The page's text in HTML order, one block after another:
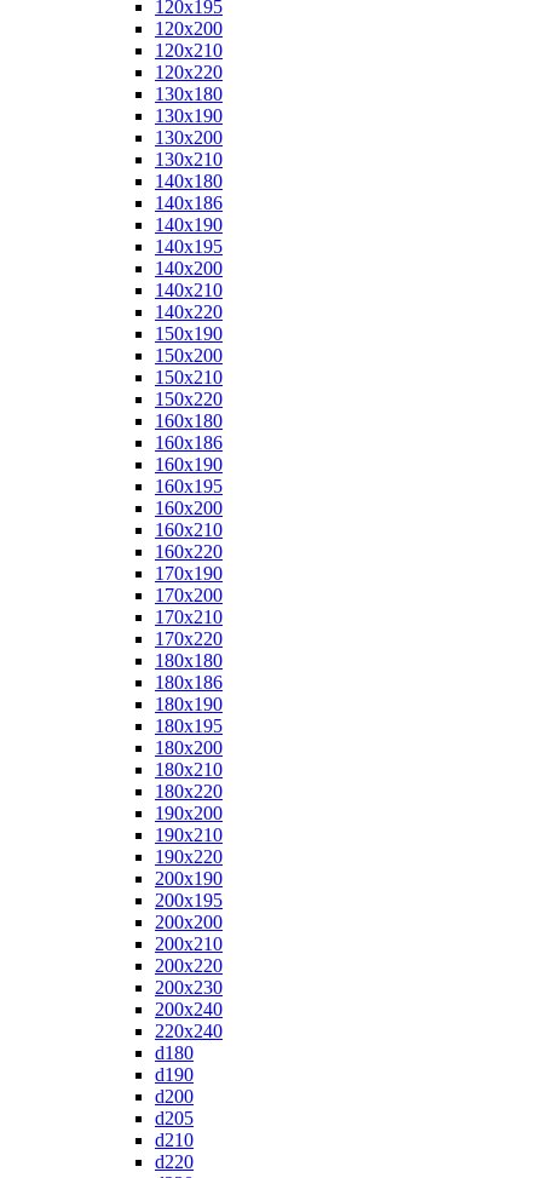
120x195
120x200
120x210
120x220
130x180
130x190
130x200
130x210
140x180
140x186
140x190
140x195
140x200
140x210
140x220
150x190
150x200
150x210
150x220
160x180
160x186
160x190
160x195
160x200
160x210
160x220
170x190
170x200
170x210
170x220
180x180
180x186
180x190
180x195
180x200
180x210
180x220
190x200
190x210
190x220
200x190
200x195
200x200
200x210
200x220
200x230
200x240
220x240
d180
d190
d200
d205
d210
d220